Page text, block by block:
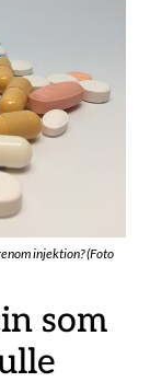
injektion? (Foto
som